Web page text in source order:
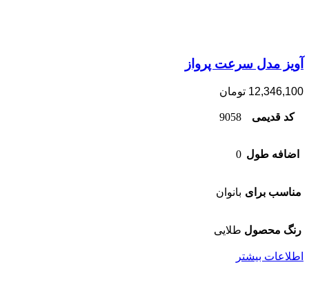
آویز مدل سرعت پرواز
12,346,100 تومان
کد قدیمی 9058
اضافه طول 0
مناسب برای بانوان
رنگ محصول طلایی
اطلاعات بیشتر